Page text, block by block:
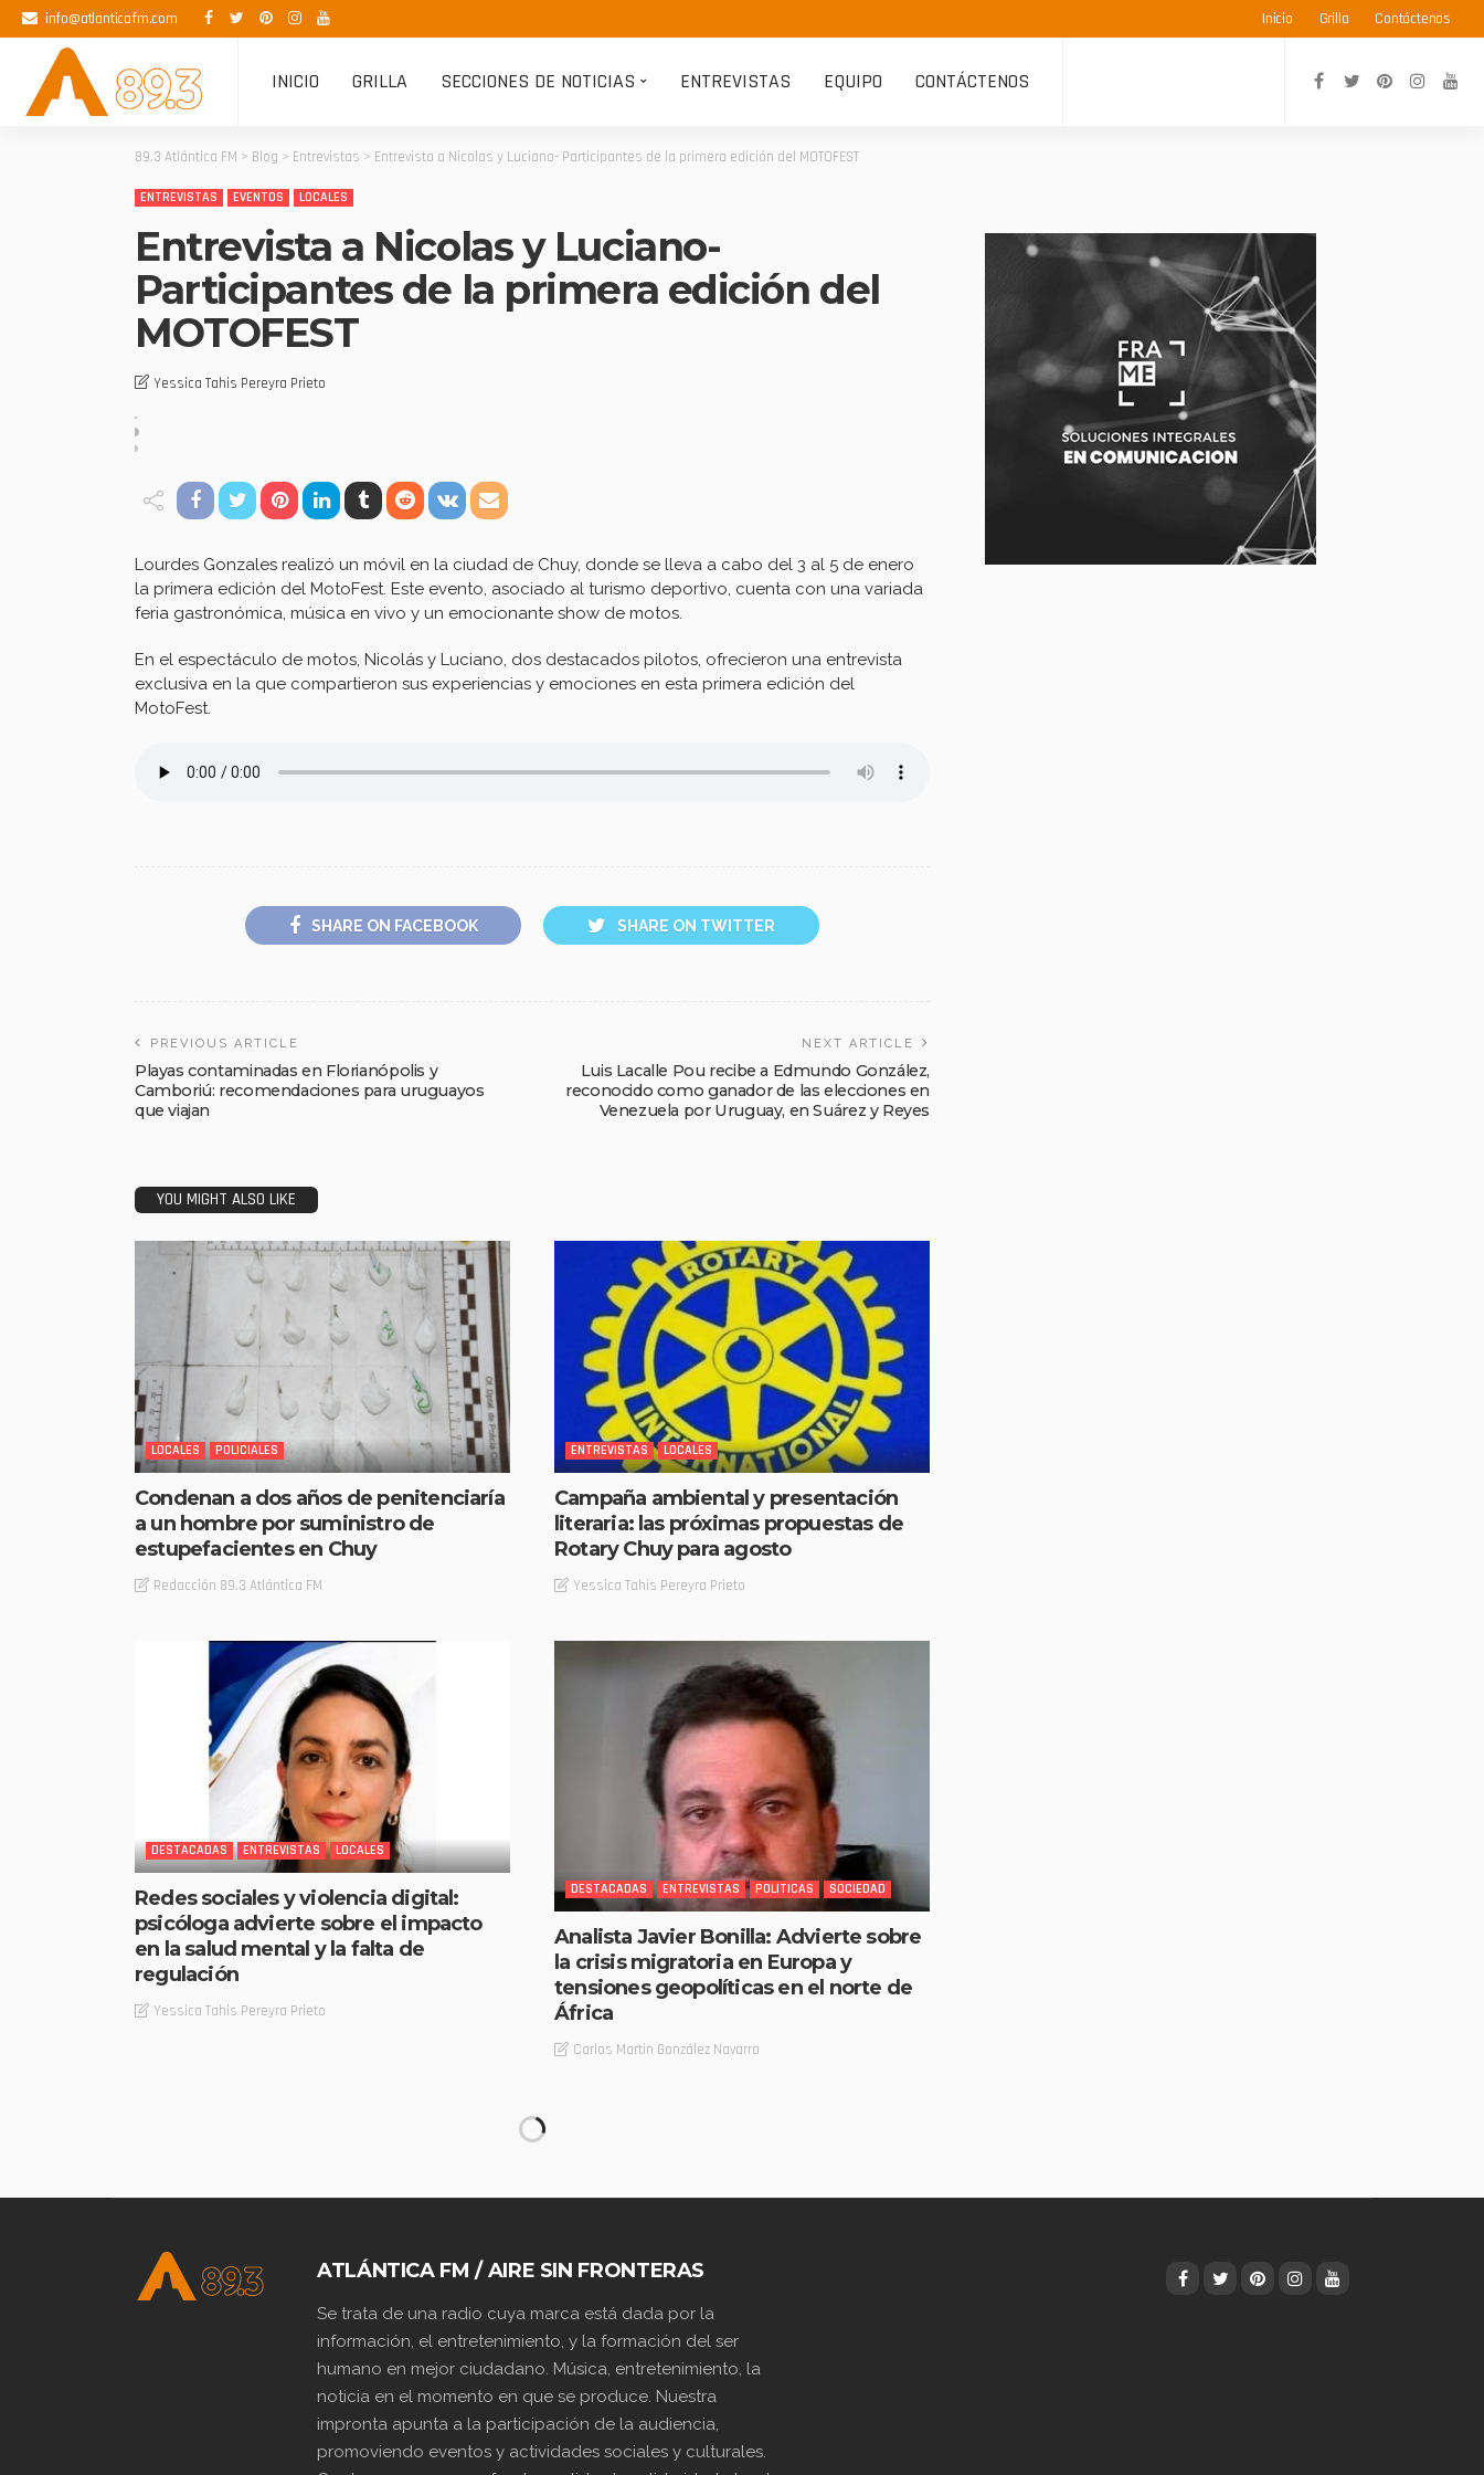
info@atlanticafm.com Inicio Grilla Contáctenos
INICIO GRILLA SECCIONES DE NOTICIAS ENTREVISTAS EQUIPO CONTÁCTENOS
89.3 Atlántica FM > Blog > Entrevistas > Entrevista a Nicolas y Luciano- Participantes de la primera edición del MOTOFEST
ENTREVISTAS EVENTOS LOCALES
Entrevista a Nicolas y Luciano-
Participantes de la primera edición del
MOTOFEST
Yessica Tahis Pereyra Prieto
Lourdes Gonzales realizó un móvil en la ciudad de Chuy, donde se lleva a cabo del 3 al 5 de enero
la primera edición del MotoFest. Este evento, asociado al turismo deportivo, cuenta con una variada
feria gastronómica, música en vivo y un emocionante show de motos.
En el espectáculo de motos, Nicolás y Luciano, dos destacados pilotos, ofrecieron una entrevista
exclusiva en la que compartieron sus experiencias y emociones en esta primera edición del
MotoFest.
SHARE ON FACEBOOK SHARE ON TWITTER
PREVIOUS ARTICLE
Playas contaminadas en Florianópolis y
Camboriú: recomendaciones para uruguayos
que viajan
NEXT ARTICLE
Luis Lacalle Pou recibe a Edmundo González,
reconocido como ganador de las elecciones en
Venezuela por Uruguay, en Suárez y Reyes
YOU MIGHT ALSO LIKE
LOCALES POLICIALES
Condenan a dos años de penitenciaría
a un hombre por suministro de
estupefacientes en Chuy
Redacción 89.3 Atlántica FM
ENTREVISTAS LOCALES
Campaña ambiental y presentación
literaria: las próximas propuestas de
Rotary Chuy para agosto
Yessica Tahis Pereyra Prieto
DESTACADAS ENTREVISTAS LOCALES
Redes sociales y violencia digital:
psicóloga advierte sobre el impacto
en la salud mental y la falta de
regulación
Yessica Tahis Pereyra Prieto
DESTACADAS ENTREVISTAS POLITICAS SOCIEDAD
Analista Javier Bonilla: Advierte sobre
la crisis migratoria en Europa y
tensiones geopolíticas en el norte de
África
Carlos Martin González Navarro
ATLÁNTICA FM / AIRE SIN FRONTERAS
Se trata de una radio cuya marca está dada por la
información, el entretenimiento, y la formación del ser
humano en mejor ciudadano. Música, entretenimiento, la
noticia en el momento en que se produce. Nuestra
impronta apunta a la participación de la audiencia,
promoviendo eventos y actividades sociales y culturales.